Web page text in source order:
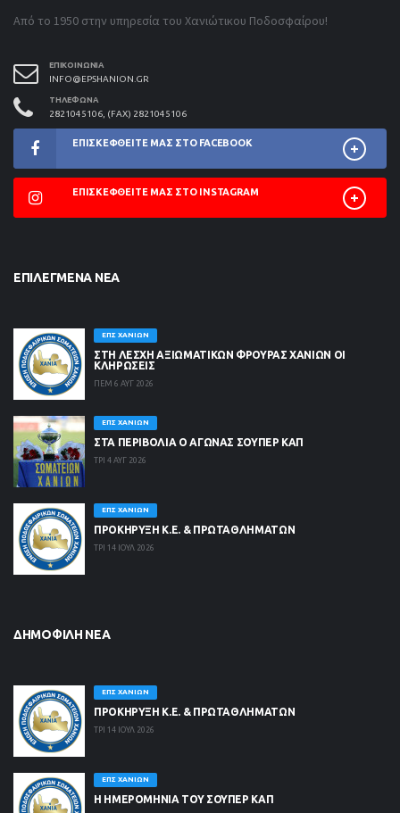
Από το 1950 στην υπηρεσία του Χανιώτικου Ποδοσφαίρου!
ΕΠΙΚΟΙΝΩΝΊΑ
INFO@EPSHANION.GR
ΤΗΛΈΦΩΝΑ
2821045106, (FAX) 2821045106
ΕΠΙΣΚΕΦΘΕΊΤΕ ΜΑΣ ΣΤΟ FACEBOOK
ΕΠΙΣΚΕΦΘΕΊΤΕ ΜΑΣ ΣΤΟ INSTAGRAM
ΕΠΙΛΕΓΜΈΝΑ ΝΈΑ
ΕΠΣ ΧΑΝΊΩΝ
ΣΤΗ ΛΈΣΧΗ ΑΞΙΩΜΑΤΙΚΏΝ ΦΡΟΥΡΆΣ ΧΑΝΊΩΝ ΟΙ
ΚΛΗΡΏΣΕΙΣ
ΠΕΜ 6 ΑΥΓ 2026
ΕΠΣ ΧΑΝΊΩΝ
ΣΤΑ ΠΕΡΙΒΟΛΙΑ Ο ΑΓΩΝΑΣ ΣΟΥΠΕΡ ΚΑΠ
ΤΡΙ 4 ΑΥΓ 2026
ΕΠΣ ΧΑΝΊΩΝ
ΠΡΟΚΗΡΥΞΗ Κ.Ε. & ΠΡΩΤΑΘΛΗΜΑΤΩΝ
ΤΡΙ 14 ΙΟΥΛ 2026
ΔΗΜΟΦΙΛΉ ΝΈΑ
ΕΠΣ ΧΑΝΊΩΝ
ΠΡΟΚΗΡΥΞΗ Κ.Ε. & ΠΡΩΤΑΘΛΗΜΑΤΩΝ
ΤΡΙ 14 ΙΟΥΛ 2026
ΕΠΣ ΧΑΝΊΩΝ
Η ΗΜΕΡΟΜΗΝΙΑ ΤΟΥ ΣΟΥΠΕΡ ΚΑΠ